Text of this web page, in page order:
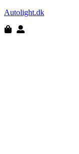
Autolight.dk